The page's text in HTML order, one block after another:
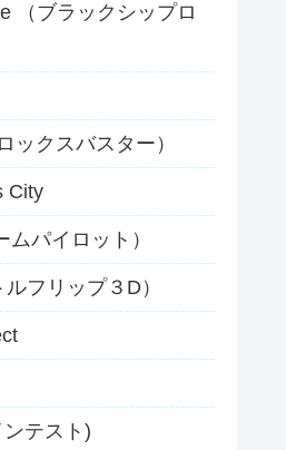
（ブラックシップロ
ックスバスター）
City
パイロット）
フリップ３D）
テスト)